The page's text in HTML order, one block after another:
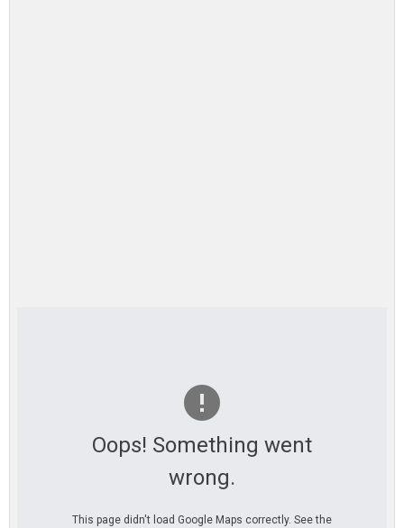
Oops! Something went
wrong.
This page didn't load Google Maps correctly. See the